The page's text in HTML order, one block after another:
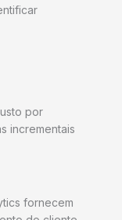
por
incrementais
fornecem